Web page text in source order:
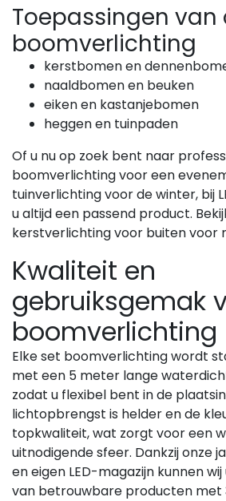
Toepassingen van
boomverlichting
kerstbomen en
naaldbomen en beuken
eiken en kastanjebomen
heggen en tuinpaden
Of u nu op zoek bent naar
boomverlichting voor een
tuinverlichting voor de winter, bij
u altijd een passend product.
kerstverlichting voor buiten voor
Kwaliteit en
gebruiksgemak
boomverlichting
Elke set boomverlichting wordt
met een 5 meter lange
zodat u flexibel bent in de
lichtopbrengst is helder en de
topkwaliteit, wat zorgt voor een
uitnodigende sfeer. Dankzij onze
en eigen LED-magazijn kunnen
van betrouwbare producten met